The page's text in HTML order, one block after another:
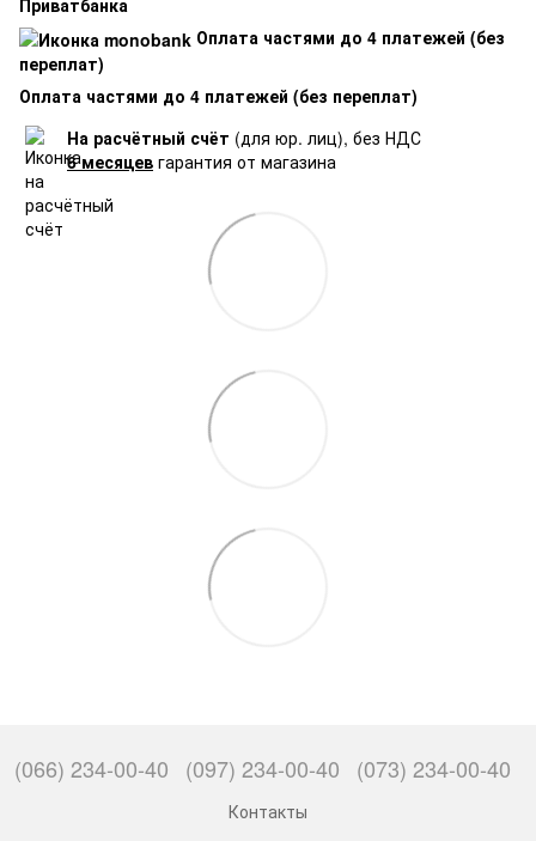
Приватбанка
Оплата частями до 4 платежей (без
переплат)
Оплата частями до 4 платежей (без переплат)
На расчётный счёт (для юр. лиц), без НДС
6 месяцев гарантия от магазина
(066) 234-00-40 (097) 234-00-40 (073) 234-00-40
Контакты